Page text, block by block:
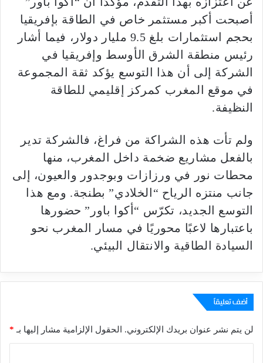
أصبحت أكبر مستثمر خاص في الطاقة بإفريقيا
بحجم استثمارات بلغ 9.5 مليار دولار، فيما أشار
رئيس منطقة الشرق الأوسط وإفريقيا في
الشركة إلى أن هذا التوسع يؤكد ثقة المجموعة
في موقع المغرب كمركز إقليمي للطاقة
النظيفة.
ولم تأت هذه الشراكة من فراغ، فالشركة تدير
بالفعل مشاريع ضخمة داخل المغرب، منها
محطات نور في ورزازات وبوجدور والعيون، إلى
جانب منتزه الرياح “الخلادي” بطنجة. ومع هذا
التوسع الجديد، تكرّس “أكوا باور” حضورها
باعتبارها لاعبًا محوريًا في مسار المغرب نحو
السيادة الطاقية والانتقال البيئي.
أضف تعليقاً
لن يتم نشر عنوان بريدك الإلكتروني. الحقول الإلزامية مشار إليها بـ *